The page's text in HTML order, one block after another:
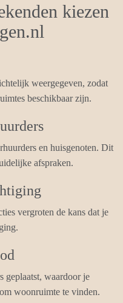
kiezen
weergegeven, zodat
beschikbaar zijn.
en huisgenoten. Dit
afspraken.
vergroten de kans dat je
geplaatst, waardoor je
woonruimte te vinden.